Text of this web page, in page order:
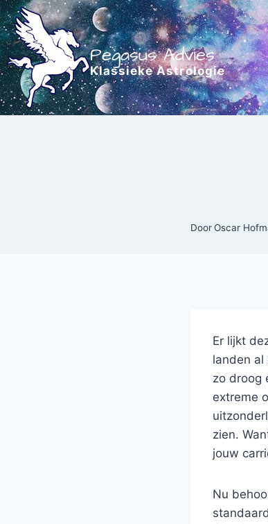
Doorgaan
naar
inhoud
Pegasus Advies
Klassieke Astrologie
DoorOscar
Er lijkt
landen al
zo droog
extreme
zien.
jouw
Nu